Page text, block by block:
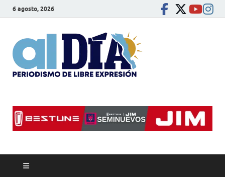
6 agosto, 2026